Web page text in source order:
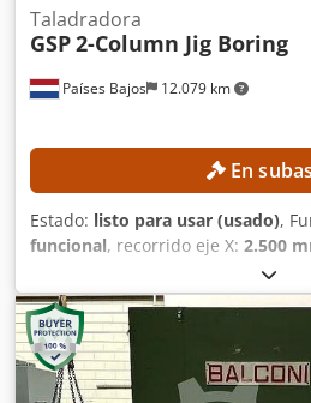
Países Bajos 12.079 km
Taladradora
GSP2-Column Jig Boring
En
Estado: listo para usar (usado),
funcional, recorrido eje X: 2.500
, recorrido del eje Z:
husillo:100 mm, número de ejes:
Recorrido del eje X: 2.500 mm
mm Recorrido del eje Z: 1.000 mm
100 mm Longitud de la mesa:
mesa: 1.500 mm DETALLES DE LA